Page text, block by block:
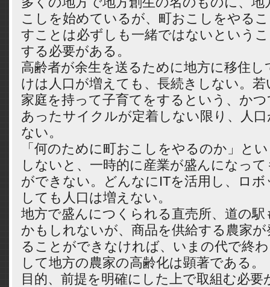
こしを始めているが、町おこしをやる
すことは必ずしも一緒ではないという
する必要がある。
高齢者が余生を送るために地方に移住
けは人口が増えても、長続きしない。
家庭を持って子育てをするという、か
あったサイクルが定着しない限り、人
ない。
「何のために町おこしをやるのか」と
しないと、一時的に産業が盛んになっ
ができない。どんなにITを活用し、ロ
しても人口は増えない。
地方で盛んにつくられる直売所、道の
かもしれないが、商品を供給する農家
ることができなければ、いまの代で終
して地方の農家の高齢化は顕著である。
目的、前提を明確にした上で取組む必要